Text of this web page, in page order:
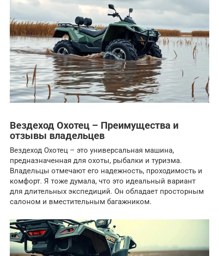
Вездеход Охотец – Преимущества и
отзывы владельцев
Вездеход Охотец – это универсальная машина,
предназначенная для охоты, рыбалки и туризма.
Владельцы отмечают его надежность, проходимость и
комфорт. Я тоже думала, что это идеальный вариант
для длительных экспедиций. Он обладает просторным
салоном и вместительным багажником.